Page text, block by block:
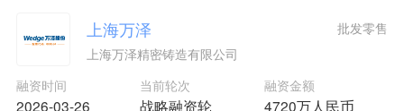
上海万泽
上海万泽精密铸造有限公司
融资时间
2026-03-26
当前轮次
战略融资轮
融资金额
4720万人民币
批发零售